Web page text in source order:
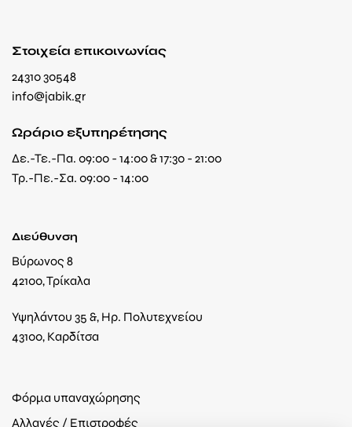
Στοιχεία επικοινωνίας
24310 30548
info@jabik.gr
Ωράριο εξυπηρέτησης
Δε.-Τε.-Πα. 09:00 - 14:00 & 17:30 - 21:00
Τρ.-Πε.-Σα. 09:00 - 14:00
Διεύθυνση
Βύρωνος 8
42100, Τρίκαλα
Υψηλάντου 35 &, Ηρ. Πολυτεχνείου
43100, Καρδίτσα
Φόρμα υπαναχώρησης
Αλλαγές / Επιστροφές